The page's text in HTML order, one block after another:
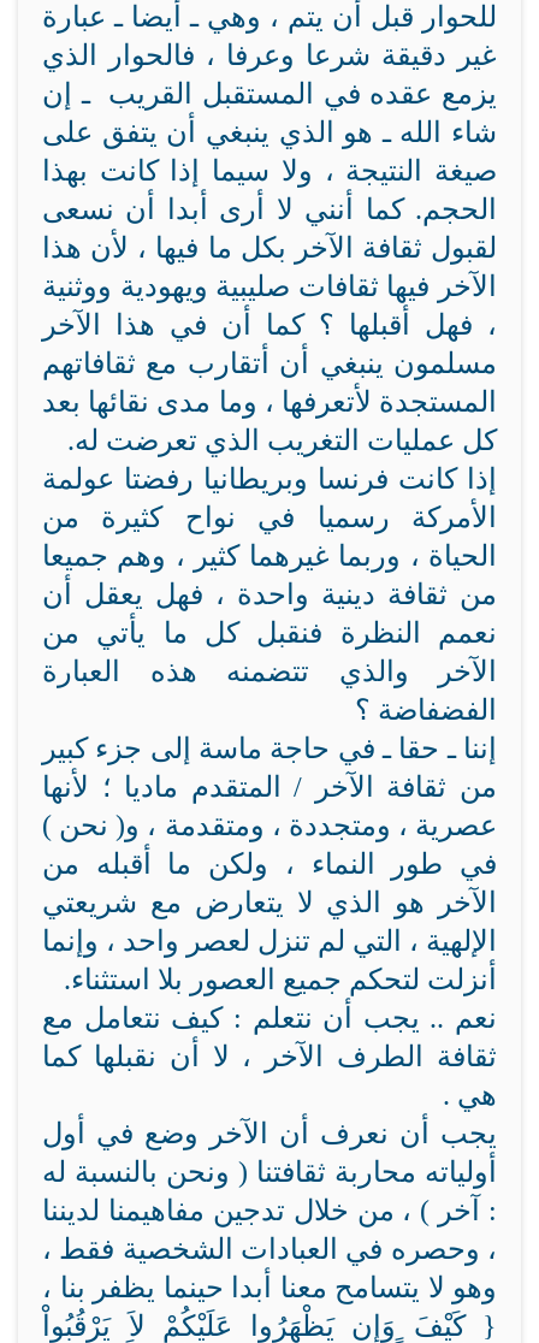
للحوار قبل أن يتم ، وهي ـ أيضا ـ عبارة
غير دقيقة شرعا وعرفا ، فالحوار الذي
يزمع عقده في المستقبل القريب ـ إن
شاء الله ـ هو الذي ينبغي أن يتفق على
صيغة النتيجة ، ولا سيما إذا كانت بهذا
الحجم. كما أنني لا أرى أبدا أن نسعى
لقبول ثقافة الآخر بكل ما فيها ، لأن هذا
الآخر فيها ثقافات صليبية ويهودية ووثنية
، فهل أقبلها ؟ كما أن في هذا الآخر
مسلمون ينبغي أن أتقارب مع ثقافاتهم
المستجدة لأتعرفها ، وما مدى نقائها بعد
كل عمليات التغريب الذي تعرضت له.
إذا كانت فرنسا وبريطانيا رفضتا عولمة
الأمركة رسميا في نواح كثيرة من
الحياة ، وربما غيرهما كثير ، وهم جميعا
من ثقافة دينية واحدة ، فهل يعقل أن
نعمم النظرة فنقبل كل ما يأتي من
الآخر والذي تتضمنه هذه العبارة
الفضفاضة ؟
إننا ـ حقا ـ في حاجة ماسة إلى جزء كبير
من ثقافة الآخر / المتقدم ماديا ؛ لأنها
عصرية ، ومتجددة ، ومتقدمة ، و( نحن )
في طور النماء ، ولكن ما أقبله من
الآخر هو الذي لا يتعارض مع شريعتي
الإلهية ، التي لم تنزل لعصر واحد ، وإنما
أنزلت لتحكم جميع العصور بلا استثناء.
نعم .. يجب أن نتعلم : كيف نتعامل مع
ثقافة الطرف الآخر ، لا أن نقبلها كما
هي .
يجب أن نعرف أن الآخر وضع في أول
أولياته محاربة ثقافتنا ( ونحن بالنسبة له
: آخر ) ، من خلال تدجين مفاهيمنا لديننا
، وحصره في العبادات الشخصية فقط ،
وهو لا يتسامح معنا أبدا حينما يظفر بنا ،
{ كَيْفَ وَإِن يَظْهَرُوا عَلَيْكُمْ لاَ يَرْقُبُواْ